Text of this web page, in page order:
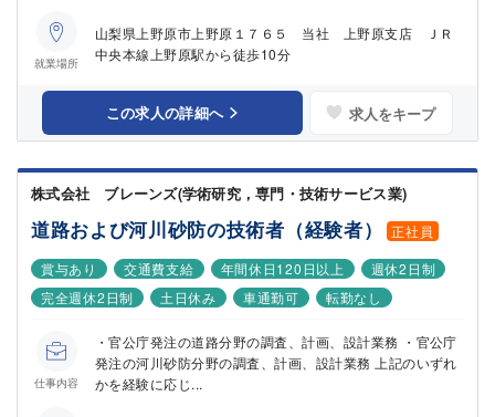
就業場所
山梨県上野原市上野原１７６５ 当社 上野原支店 ＪＲ
中央本線上野原駅から徒歩10分
この求人の詳細へ 求人をキープ
株式会社 ブレーンズ(学術研究，専門・技術サービス業)
道路および河川砂防の技術者（経験者）
正社員
賞与あり
交通費支給 年間休日120日以上
週休2日制
完全週休2日制
土日休み 車通勤可 転勤なし
仕事内容
・官公庁発注の道路分野の調査、計画、設計業務 ・官公庁
発注の河川砂防分野の調査、計画、設計業務 上記のいずれ
かを経験に応じ...